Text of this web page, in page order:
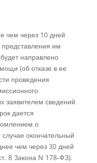
чем через 10 дней
им
направлено
(об отказе в ее
проведения
заявителем сведений
дается
о
окончательный
чем через 30 дней
8 Закона N 178-ФЗ).